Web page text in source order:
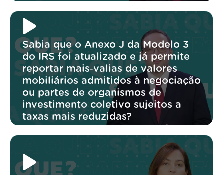
Sabia que o Anexo J da Modelo 3
do IRS foi atualizado e já permite
reportar mais‑valias de valores
mobiliários admitidos à negociação
ou partes de organismos de
investimento coletivo sujeitos a
taxas mais reduzidas?